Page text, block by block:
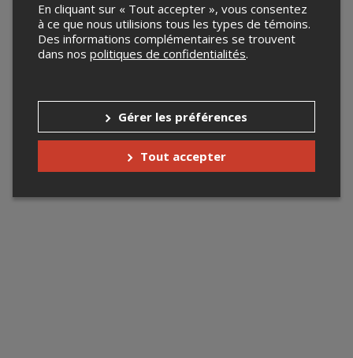
En cliquant sur « Tout accepter », vous consentez
à ce que nous utilisions tous les types de témoins.
Des informations complémentaires se trouvent
dans nos politiques de confidentialités.
Gérer les préférences
Tout accepter